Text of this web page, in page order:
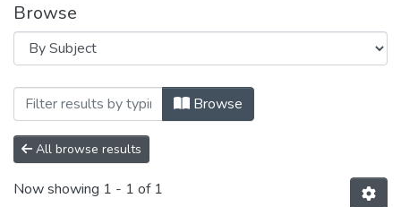
Browse
Browsing Trabajos Finales Integradores
Browse
All browse results
Now showing 1 - 1 of 1